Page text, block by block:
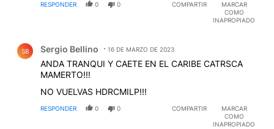
RESPONDER 0 0 COMPARTIR
MARCAR
COMO
INAPROPIADO
SB Sergio Bellino 16 DE MARZO DE 2023
ANDA TRANQUI Y CAETE EN EL CARIBE CATRSCA
MAMERTO!!!
NO VUELVAS HDRCMILP!!!
RESPONDER 0 0 COMPARTIR
MARCAR
COMO
INAPROPIADO